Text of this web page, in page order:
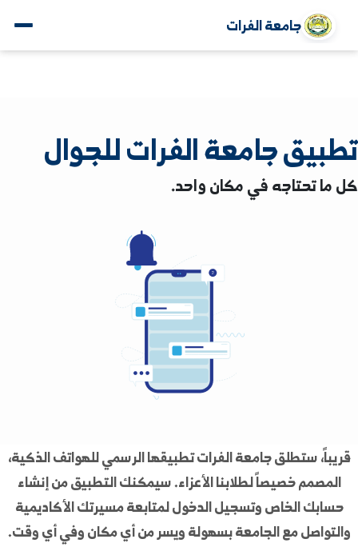
جامعة الفرات
جامعة الفرات للجوال
في مكان واحد.
ستطلق جامعة الفرات تطبيقها الرسمي للهواتف الذكية،
خصيصاً لطلابنا الأعزاء. سيمكنك التطبيق من إنشاء